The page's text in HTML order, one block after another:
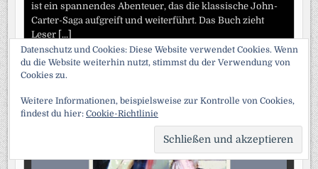
ist ein spannendes Abenteuer, das die klassische John-
Carter-Saga aufgreift und weiterführt. Das Buch zieht
Leser [...]
Die außergewöhnlichen Abenteuer des Arsene Lupin
Datenschutz und Cookies: Diese Website verwendet Cookies. Wenn
du die Website weiterhin nutzt, stimmst du der Verwendung von
Cookies zu.
Weitere Informationen, beispielsweise zur Kontrolle von Cookies,
findest du hier: Cookie-Richtlinie
TO
TOP